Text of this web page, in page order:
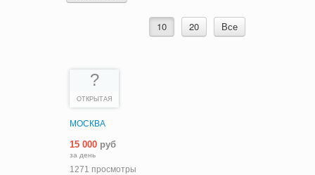
10 20 Все
?
ОТКРЫТАЯ
МОСКВА
15 000 руб
за день
1271 просмотры